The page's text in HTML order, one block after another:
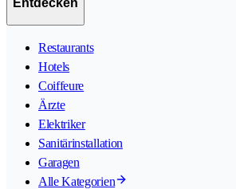
Entdecken
Restaurants
Hotels
Coiffeure
Ärzte
Elektriker
Sanitärinstallation
Garagen
Alle Kategorien